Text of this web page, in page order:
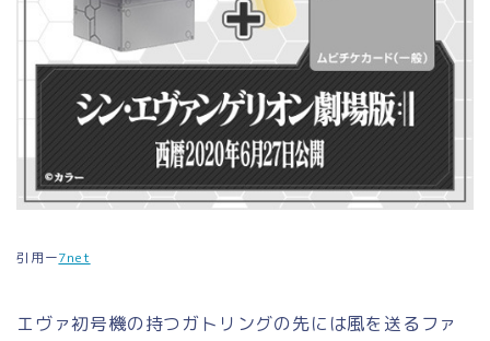
引用ー7net
エヴァ初号機の持つガトリングの先には風を送るファ